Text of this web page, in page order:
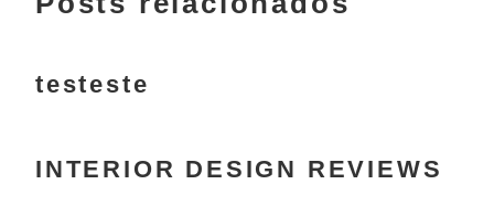
testeste
INTERIOR DESIGN REVIEWS